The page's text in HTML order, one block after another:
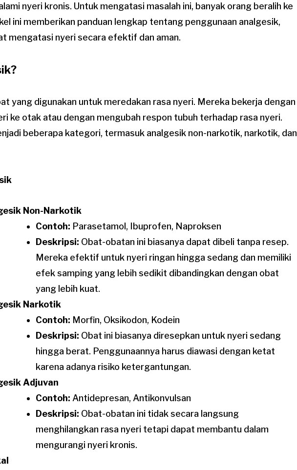
nyeri kronis. Untuk mengatasi masalah ini, banyak orang beralih ke
ini memberikan panduan lengkap tentang penggunaan analgesik,
mengatasi nyeri secara efektif dan aman.
yang digunakan untuk meredakan rasa nyeri. Mereka bekerja dengan
ke otak atau dengan mengubah respon tubuh terhadap rasa nyeri.
beberapa kategori, termasuk analgesik non-narkotik, narkotik, dan
Non-Narkotik
Contoh: Parasetamol, Ibuprofen, Naproksen
Deskripsi: Obat-obatan ini biasanya dapat dibeli tanpa resep.
Mereka efektif untuk nyeri ringan hingga sedang dan memiliki
efek samping yang lebih sedikit dibandingkan dengan obat
yang lebih kuat.
Narkotik
Contoh: Morfin, Oksikodon, Kodein
Deskripsi: Obat ini biasanya diresepkan untuk nyeri sedang
hingga berat. Penggunaannya harus diawasi dengan ketat
karena adanya risiko ketergantungan.
Adjuvan
Contoh: Antidepresan, Antikonvulsan
Deskripsi: Obat-obatan ini tidak secara langsung
menghilangkan rasa nyeri tetapi dapat membantu dalam
mengurangi nyeri kronis.